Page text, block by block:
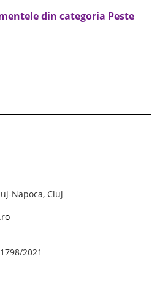
din categoria Peste
Napoca, Cluj
2021